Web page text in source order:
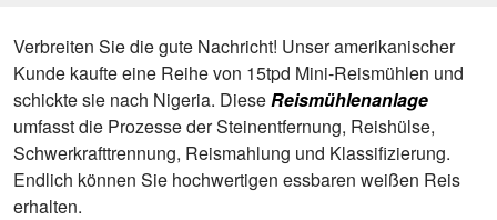
Verbreiten Sie die gute Nachricht! Unser amerikanischer
Kunde kaufte eine Reihe von 15tpd Mini-Reismühlen und
schickte sie nach Nigeria. DieseReismühlenanlage
umfasst die Prozesse der Steinentfernung, Reishülse,
Schwerkrafttrennung, Reismahlung und Klassifizierung.
Endlich können Sie hochwertigen essbaren weißen Reis
erhalten.